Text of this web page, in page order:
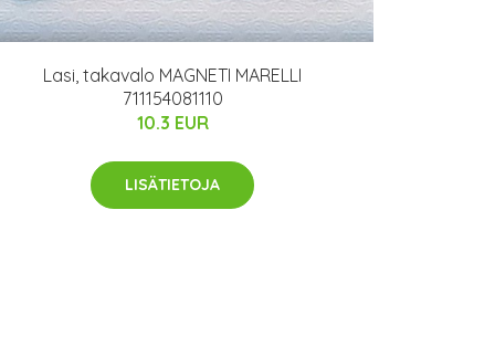
Lasi, takavalo MAGNETI MARELLI
711154081110
10.3 EUR
LISÄTIETOJA